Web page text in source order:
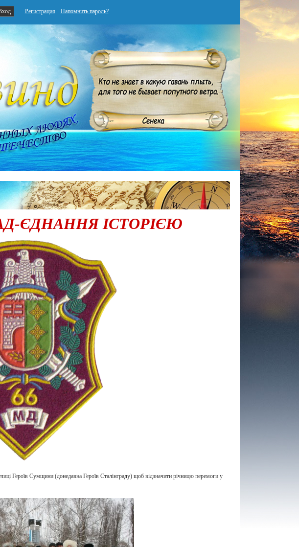
Регистрация Напомнить пароль?
ЄДНАННЯ ІСТОРІЄЮ
Героїв Сумщини (донедавна Героїв Сталінграду) щоб відзначити річницю перемоги у